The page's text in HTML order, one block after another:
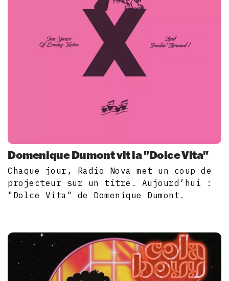
Domenique Dumont vit la "Dolce Vita"
Chaque jour, Radio Nova met un coup de
projecteur sur un titre. Aujourd’hui :
"Dolce Vita" de Domenique Dumont.